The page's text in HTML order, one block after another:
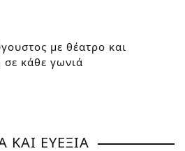
με θέατρο και
σε κάθε γωνιά
ΚΑΙ ΕΥΕΞΙΑ